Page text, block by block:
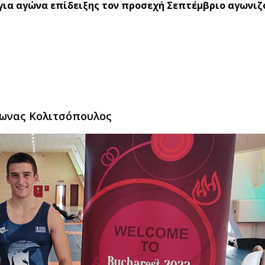
αγώνα επίδειξης τον προσεχή Σεπτέμβριο
Κολιτσόπουλος